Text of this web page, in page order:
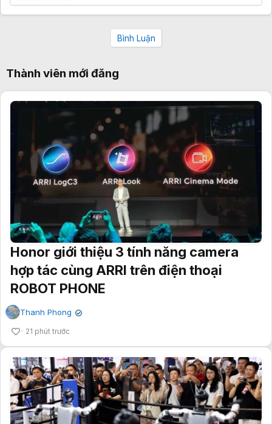
Bình Luận
Thành viên mới đăng
Honor giới thiệu 3 tính năng camera
hợp tác cùng ARRI trên điện thoại
ROBOT PHONE
Thanh Phong ✔
21 phút trước